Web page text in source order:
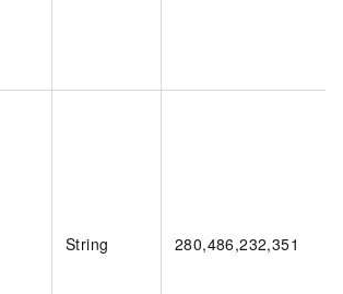
String 280,486,232,351